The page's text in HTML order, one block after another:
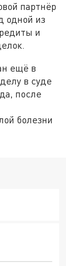
партнёр
одной из
и
ещё в
в суде
после
болезни